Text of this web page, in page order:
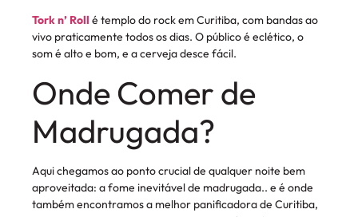
Tork n’ Roll é templo do rock em Curitiba, com bandas ao
vivo praticamente todos os dias. O público é eclético, o
som é alto e bom, e a cerveja desce fácil.
Onde Comer de
Madrugada?
Aqui chegamos ao ponto crucial de qualquer noite bem
aproveitada: a fome inevitável de madrugada.. e é onde
também encontramos a melhor panificadora de Curitiba,